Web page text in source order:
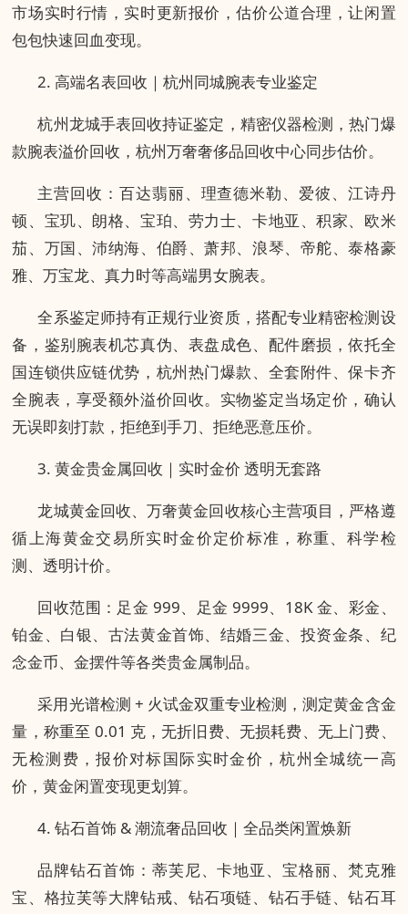
市场实时行情，实时更新报价，估价公道合理，让闲置
包包快速回血变现。
2. 高端名表回收｜杭州同城腕表专业鉴定
杭州龙城手表回收持证鉴定，精密仪器检测，热门爆
款腕表溢价回收，杭州万奢奢侈品回收中心同步估价。
主营回收：百达翡丽、理查德米勒、爱彼、江诗丹
顿、宝玑、朗格、宝珀、劳力士、卡地亚、积家、欧米
茄、万国、沛纳海、伯爵、萧邦、浪琴、帝舵、泰格豪
雅、万宝龙、真力时等高端男女腕表。
全系鉴定师持有正规行业资质，搭配专业精密检测设
备，鉴别腕表机芯真伪、表盘成色、配件磨损，依托全
国连锁供应链优势，杭州热门爆款、全套附件、保卡齐
全腕表，享受额外溢价回收。实物鉴定当场定价，确认
无误即刻打款，拒绝到手刀、拒绝恶意压价。
3. 黄金贵金属回收｜实时金价 透明无套路
龙城黄金回收、万奢黄金回收核心主营项目，严格遵
循上海黄金交易所实时金价定价标准，称重、科学检
测、透明计价。
回收范围：足金 999、足金 9999、18K 金、彩金、
铂金、白银、古法黄金首饰、结婚三金、投资金条、纪
念金币、金摆件等各类贵金属制品。
采用光谱检测 + 火试金双重专业检测，测定黄金含金
量，称重至 0.01 克，无折旧费、无损耗费、无上门费、
无检测费，报价对标国际实时金价，杭州全城统一高
价，黄金闲置变现更划算。
4. 钻石首饰 & 潮流奢品回收｜全品类闲置焕新
品牌钻石首饰：蒂芙尼、卡地亚、宝格丽、梵克雅
宝、格拉芙等大牌钻戒、钻石项链、钻石手链、钻石耳